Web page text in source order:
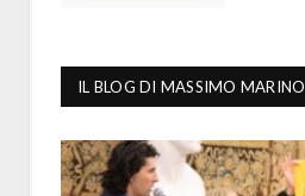
IL BLOG DI MASSIMO MARINO